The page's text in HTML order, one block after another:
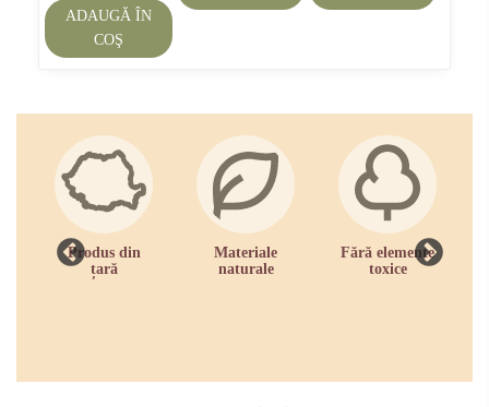
ADAUGĂ ÎN
COŞ
Produs din
țară
Materiale
naturale
Fără elemente
toxice